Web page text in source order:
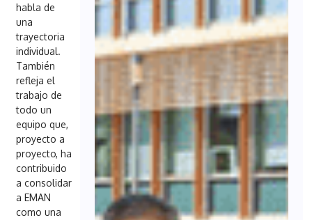
habla de
una
trayectoria
individual.
También
refleja el
trabajo de
todo un
equipo que,
proyecto a
proyecto, ha
contribuido
a consolidar
a EMAN
como una